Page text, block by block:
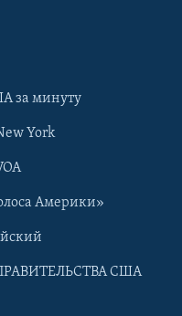
за минуту
York
Америки»
США